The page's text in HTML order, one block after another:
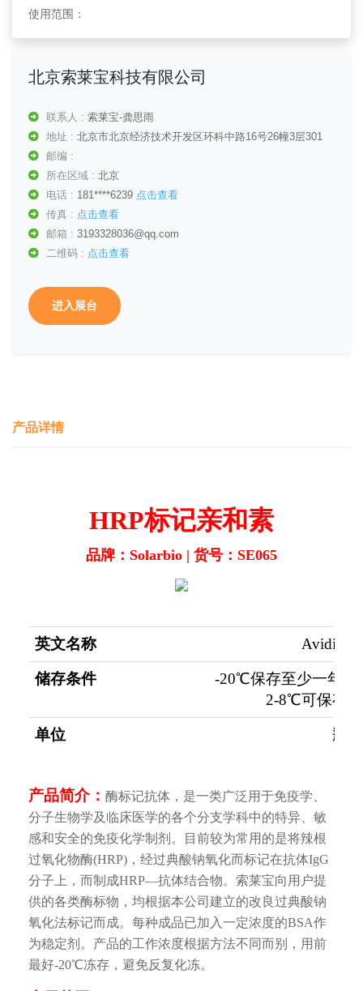
使用范围：
北京索莱宝科技有限公司
联系人 : 索莱宝-龚思雨
地址 : 北京市北京经济技术开发区环科中路16号26幢3层301
邮编 :
所在区域 : 北京
电话 : 181****6239 点击查看
传真 : 点击查看
邮箱 : 3193328036@qq.com
二维码 : 点击查看
进入展台
产品详情
HRP标记亲和素
品牌：Solarbio | 货号：SE065
英文名称 Avidin/
储存条件
-20℃保存至少一年，
2-8℃可保存3-
单位 瓶
产品简介： 酶标记抗体，是一类广泛用于免疫学、
分子生物学及临床医学的各个分支学科中的特异、敏
感和安全的免疫化学制剂。目前较为常用的是将辣根
过氧化物酶(HRP)，经过典酸钠氧化而标记在抗体IgG
分子上，而制成HRP—抗体结合物。索莱宝向用户提
供的各类酶标物，均根据本公司建立的改良过典酸钠
氧化法标记而成。每种成品已加入一定浓度的BSA作
为稳定剂。产品的工作浓度根据方法不同而别，用前
最好-20℃冻存，避免反复化冻。